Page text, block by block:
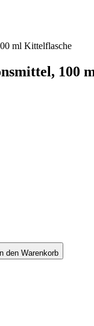
ml Kittelflasche
100
In den Warenkorb